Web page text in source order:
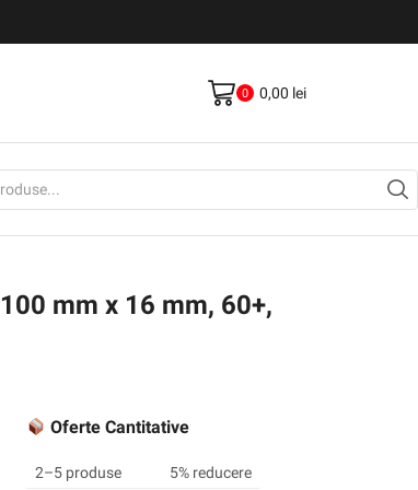
0 0,00 lei
mm x 16 mm, 60+,
Oferte Cantitative
2–5 produse
5% reducere